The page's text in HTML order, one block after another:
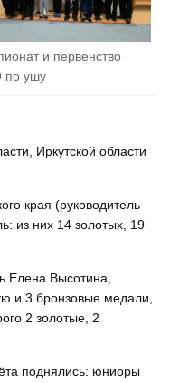
и первенство
ушу
Иркутской области
края (руководитель
из них 14 золотых, 19
Елена Высотина,
и 3 бронзовые медали,
2 золотые, 2
поднялись: юниоры